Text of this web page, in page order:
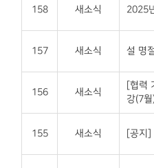
158 새소식 2025
157 새소식 설 명
156 새소식
[협력
강(7월
155 새소식 [공지]